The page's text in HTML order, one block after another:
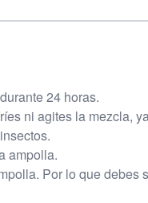
24 horas.
ni agites la mezcla,
ampolla.
Por lo que debes